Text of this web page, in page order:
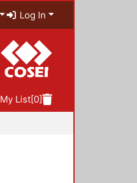
Log In
My List[0]